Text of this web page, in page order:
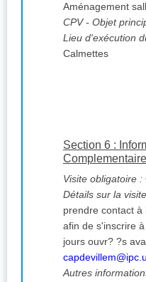
Aménagement
CPV- Objet
Lieu d'exécution
Calmettes
Section 6 :
Visite obligatoire :
Détails sur la
prendre contact à
afin de s'inscrire
jours ouvr? ?s
Autres